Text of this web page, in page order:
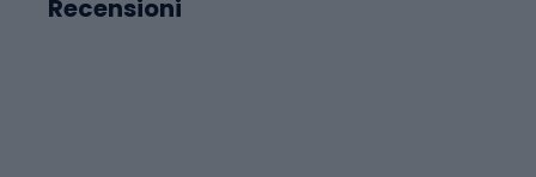
Recensioni